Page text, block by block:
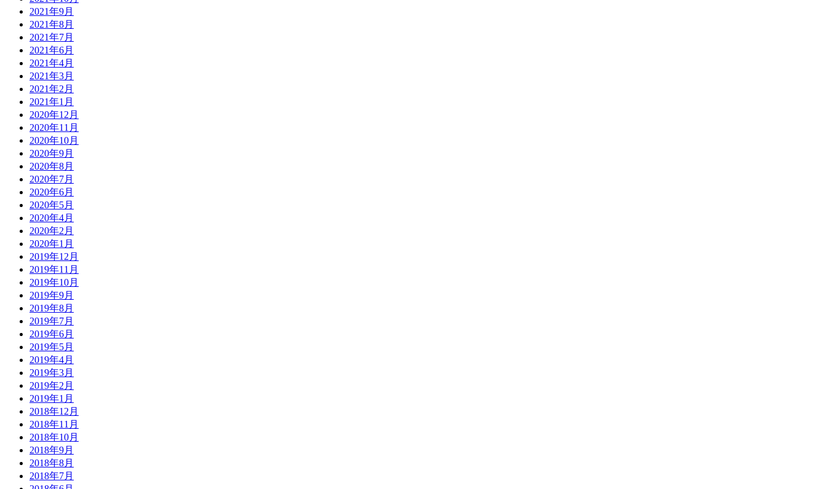
2021年9月
2021年8月
2021年7月
2021年6月
2021年4月
2021年3月
2021年2月
2021年1月
2020年12月
2020年11月
2020年10月
2020年9月
2020年8月
2020年7月
2020年6月
2020年5月
2020年4月
2020年2月
2020年1月
2019年12月
2019年11月
2019年10月
2019年9月
2019年8月
2019年7月
2019年6月
2019年5月
2019年4月
2019年3月
2019年2月
2019年1月
2018年12月
2018年11月
2018年10月
2018年9月
2018年8月
2018年7月